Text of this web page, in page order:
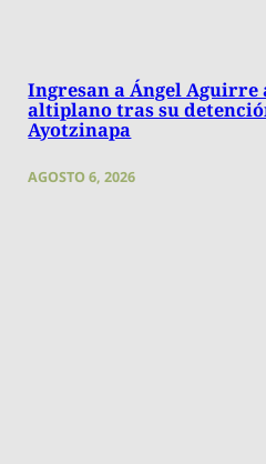
Ingresan a Ángel Aguirre
altiplano tras su
Ayotzinapa
AGOSTO 6, 2026